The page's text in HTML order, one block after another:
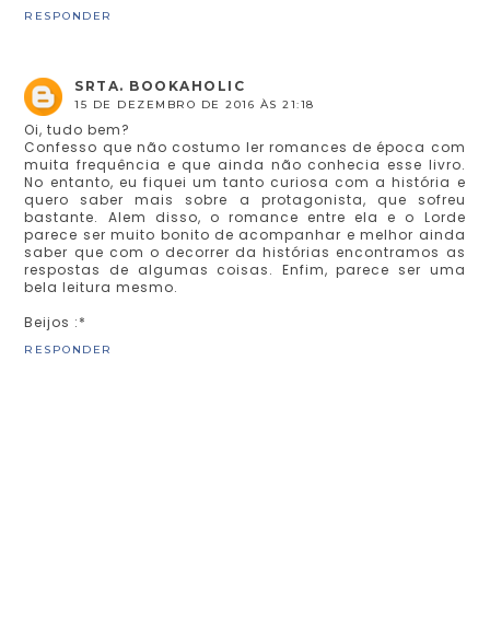
RESPONDER
SRTA. BOOKAHOLIC
15 DE DEZEMBRO DE 2016 ÀS 21:18
Oi, tudo bem?
Confesso que não costumo ler romances de época com
muita frequência e que ainda não conhecia esse livro.
No entanto, eu fiquei um tanto curiosa com a história e
quero saber mais sobre a protagonista, que sofreu
bastante. Alem disso, o romance entre ela e o Lorde
parece ser muito bonito de acompanhar e melhor ainda
saber que com o decorrer da histórias encontramos as
respostas de algumas coisas. Enfim, parece ser uma
bela leitura mesmo.
Beijos :*
RESPONDER